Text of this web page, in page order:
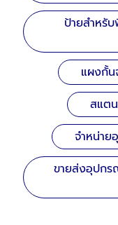
ป้ายสำหรั
แผงกั้น
สแต
จำหน่า
ขายส่งอุปกร